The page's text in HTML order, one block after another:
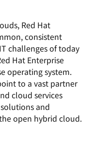
Red Hat
consistent
challenges of today
Hat Enterprise
operating system.
to a vast partner
cloud services
and
open hybrid cloud.